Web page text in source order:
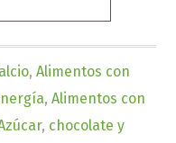
,Alimentos con
,Alimentos con
, chocolate y